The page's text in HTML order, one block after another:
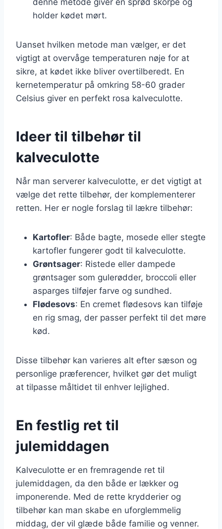
holder kødet mørt.
Uanset hvilken metode man vælger, er det
vigtigt at overvåge temperaturen nøje for at
sikre, at kødet ikke bliver overtilberedt. En
kernetemperatur på omkring 58-60 grader
Celsius giver en perfekt rosa kalveculotte.
Ideer til tilbehør til
kalveculotte
Når man serverer kalveculotte, er det vigtigt at
vælge det rette tilbehør, der komplementerer
retten. Her er nogle forslag til lækre tilbehør:
Kartofler: Både bagte, mosede eller stegte
kartofler fungerer godt til kalveculotte.
Grøntsager: Ristede eller dampede
grøntsager som gulerødder, broccoli eller
asparges tilføjer farve og sundhed.
Flødesovs: En cremet flødesovs kan tilføje
en rig smag, der passer perfekt til det møre
kød.
Disse tilbehør kan varieres alt efter sæson og
personlige præferencer, hvilket gør det muligt
at tilpasse måltidet til enhver lejlighed.
En festlig ret til
julemiddagen
Kalveculotte er en fremragende ret til
julemiddagen, da den både er lækker og
imponerende. Med de rette krydderier og
tilbehør kan man skabe en uforglemmelig
middag, der vil glæde både familie og venner.